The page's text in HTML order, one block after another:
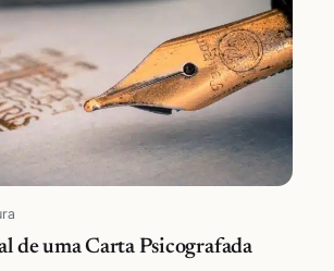
de uma Carta Psicografada